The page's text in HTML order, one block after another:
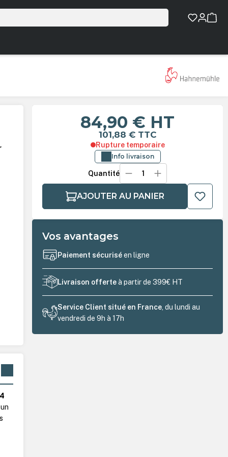
84,90 € HT
101,88 € TTC
Rupture temporaire
Info livraison
Quantité
AJOUTER AU PANIER
Vos avantages
Paiement sécuriséen ligne
Livraison offerteà partir de 399€ HT
Service Client situé en France , du lundi au
vendredi de 9h à 17h